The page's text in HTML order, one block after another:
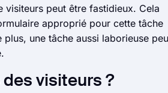
peut être fastidieux. Cela
approprié pour cette tâche
une tâche aussi laborieuse
visiteurs ?